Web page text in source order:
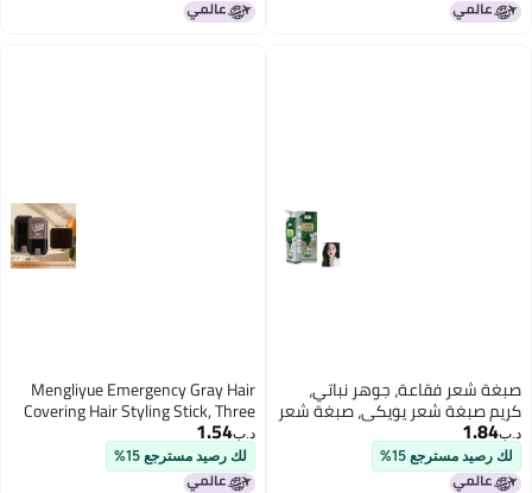
صبغة شعر فقاعة، جوهر نباتي،
كريم صبغة شعر يويكي، صبغة شعر
ناعمة وجميلة، لطيفة على فروة
الرأس والشعر.
د.ب‏1.84
لك رصيد مسترجع 15%
Mengliyue Emergency Gray Hair
Covering Hair Styling Stick, Three
Colors Available, Rotating
Disposable Hair Dye Pen, Healthy
Gray Hair Coverage
د.ب‏1.54
لك رصيد مسترجع 15%